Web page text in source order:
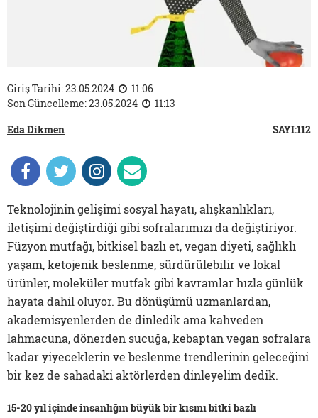
Giriş Tarihi: 23.05.2024
11:06
Son Güncelleme: 23.05.2024
11:13
Eda Dikmen
SAYI:112
Teknolojinin gelişimi sosyal hayatı, alışkanlıkları,
iletişimi değiştirdiği gibi sofralarımızı da değiştiriyor.
Füzyon mutfağı, bitkisel bazlı et, vegan diyeti, sağlıklı
yaşam, ketojenik beslenme, sürdürülebilir ve lokal
ürünler, moleküler mutfak gibi kavramlar hızla günlük
hayata dahil oluyor. Bu dönüşümü uzmanlardan,
akademisyenlerden de dinledik ama kahveden
lahmacuna, dönerden sucuğa, kebaptan vegan sofralara
kadar yiyeceklerin ve beslenme trendlerinin geleceğini
bir kez de sahadaki aktörlerden dinleyelim dedik.
15-20 yıl içinde insanlığın büyük bir kısmı bitki bazlı